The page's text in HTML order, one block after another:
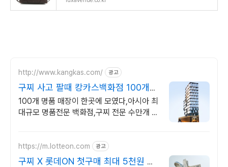
http://www.kangkas.com/ 광고
구찌 사고 팔때 캉카스백화점 100개
명품 매장이 한곳에
100개 명품 매장이 한곳에 모였다,아시아 최
대규모 명품전문 백화점,구찌 전문 수만개 명
https://m.lotteon.com 광고
구찌 X 롯데ON 첫구매 최대 5천원 혜